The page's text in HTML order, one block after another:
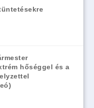
hőséggel és a